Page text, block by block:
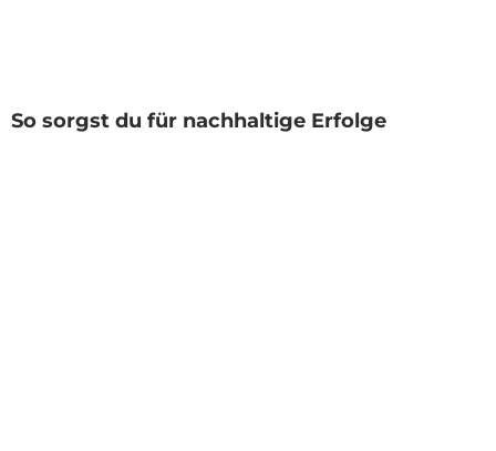
So sorgst du für nachhaltige Erfolge